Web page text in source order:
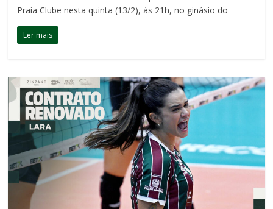
Praia Clube nesta quinta (13/2), às 21h, no ginásio do
Ler mais